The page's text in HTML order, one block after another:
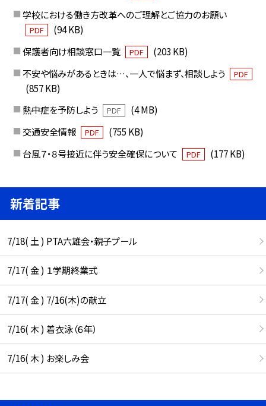
学校における働き方改革へのご理解とご協力のお願い
PDF
(94 KB)
保護者向け相談窓口一覧
PDF
(203 KB)
不安や悩みがあるときは…、一人で悩まず、相談しよう
PDF
(857 KB)
熱中症を予防しよう
PDF
(4 MB)
交通安全情報
PDF
(755 KB)
台風７・８号接近に伴う安全確保について
PDF (177 KB)
新着記事
7/18( 土 ) PTA六雄会・親子プール
7/17( 金 ) １学期終業式
7/17( 金 ) 7/16(木)の献立
7/16( 木 ) 着衣泳（６年）
7/16( 木 ) お楽しみ会